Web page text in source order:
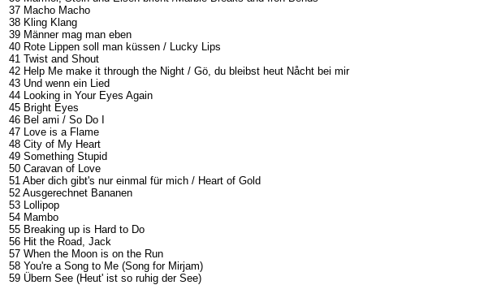
37 Macho Macho
38 Kling Klang
39 Männer mag man eben
40 Rote Lippen soll man küssen / Lucky Lips
41 Twist and Shout
42 Help Me make it through the Night / Gö, du bleibst heut Nåcht bei mir
43 Und wenn ein Lied
44 Looking in Your Eyes Again
45 Bright Eyes
46 Bel ami / So Do I
47 Love is a Flame
48 City of My Heart
49 Something Stupid
50 Caravan of Love
51 Aber dich gibt's nur einmal für mich / Heart of Gold
52 Ausgerechnet Bananen
53 Lollipop
54 Mambo
55 Breaking up is Hard to Do
56 Hit the Road, Jack
57 When the Moon is on the Run
58 You're a Song to Me (Song for Mirjam)
59 Übern See (Heut' ist so ruhig der See)